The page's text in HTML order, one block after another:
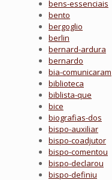
bens-essenciais
bento
bergoglio
berlin
bernard-ardura
bernardo
bia-comunicaram
biblioteca
biblista-que
bice
biografias-dos
bispo-auxiliar
bispo-coadjutor
bispo-comentou
bispo-declarou
bispo-definiu